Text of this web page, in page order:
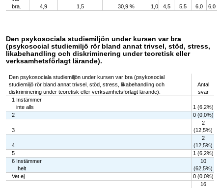
bra.
4,9 1,5 30,9 % 1,0 4,5 5,5 6,0 6,0
Den psykosociala studiemiljön under kursen var bra
(psykosocial studiemiljö rör bland annat trivsel, stöd, stress,
likabehandling och diskriminering under teoretisk eller
verksamhetsförlagt lärande).
Den psykosociala studiemiljön under kursen var bra (psykosocial
studiemiljö rör bland annat trivsel, stöd, stress, likabehandling och
diskriminering under teoretisk eller verksamhetsförlagt lärande).
Antal
svar
1 Instämmer
inte alls
1 (6,2%)
2
0 (0,0%)
3
2
(12,5%)
4
2
(12,5%)
5
1 (6,2%)
6 Instämmer
helt
10
(62,5%)
Vet ej
0 (0,0%)
16